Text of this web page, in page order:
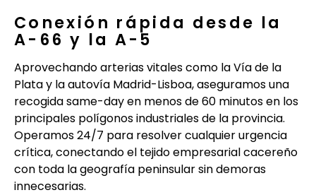
Conexión rápida desde la
A-66 y la A-5
Aprovechando arterias vitales como la Vía de la
Plata y la autovía Madrid-Lisboa, aseguramos una
recogida same-day en menos de 60 minutos en los
principales polígonos industriales de la provincia.
Operamos 24/7 para resolver cualquier urgencia
crítica, conectando el tejido empresarial cacereño
con toda la geografía peninsular sin demoras
innecesarias.